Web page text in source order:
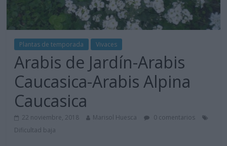
Plantas de temporada Vivaces
Arabis de Jardín-Arabis
Caucasica-Arabis Alpina
Caucasica
22 noviembre, 2018 Marisol Huesca
0 comentarios
Dificultad baja